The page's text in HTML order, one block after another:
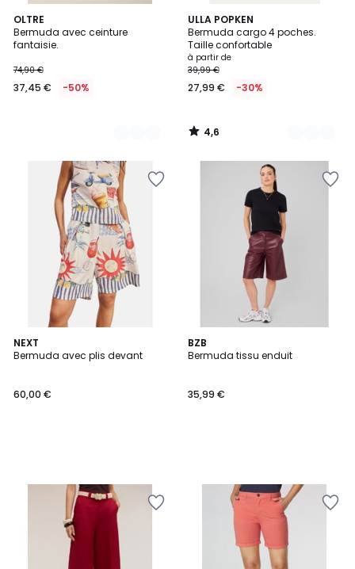
OLTRE
Bermuda avec ceinture
fantaisie.
74,90 €
37,45 € -50%
3
Couleurs
ULLA POPKEN
Bermuda cargo 4 poches.
Taille confortable
à partir de
39,99 €
27,99 € -30%
4,6
/ 5
17
Couleurs
4,6
/
NEXT
Bermuda avec plis devant
60,00 €
BZB
Bermuda tissu enduit
35,99 €